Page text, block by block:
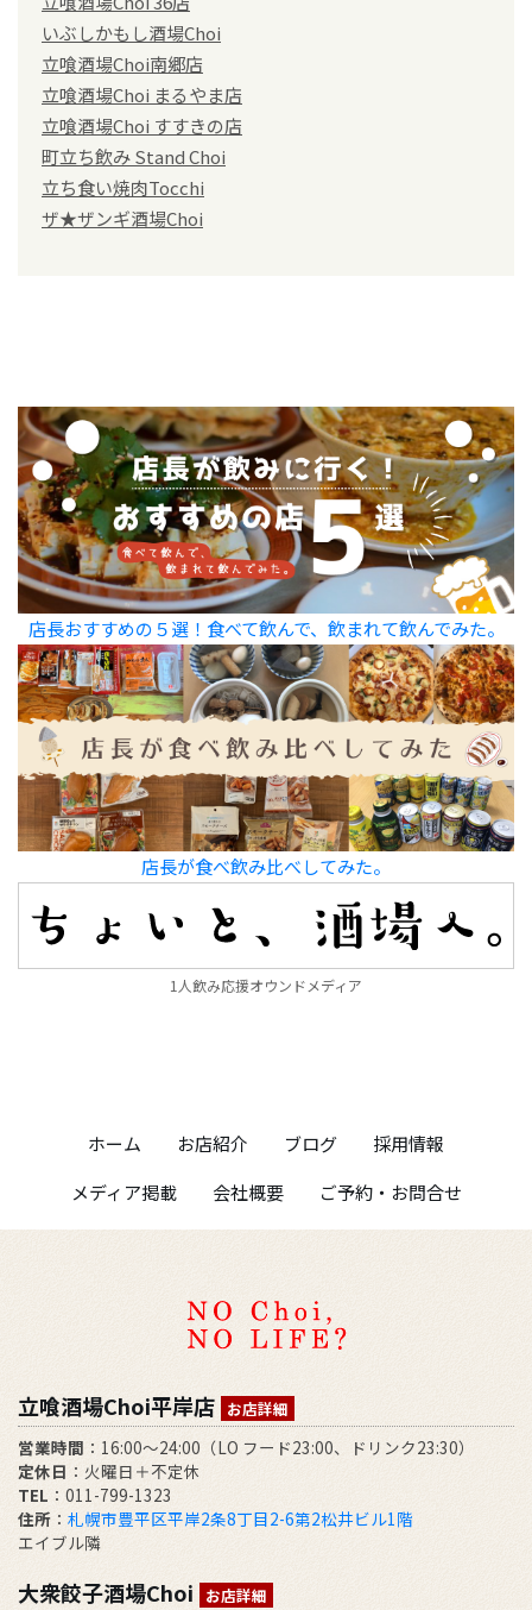
いぶしかもし酒場Choi
立喰酒場Choi南郷店
立喰酒場Choi まるやま店
立喰酒場Choi すすきの店
町立ち飲み Stand Choi
立ち食い焼肉Tocchi
ザ★ザンギ酒場Choi
店長おすすめの５選！食べて飲んで、飲まれて飲んでみた。
店長が食べ飲み比べしてみた。
1人飲み応援オウンドメディア
ホーム お店紹介 ブログ
採用情報
メディア掲載
会社概要 ご予約・お問合せ
立喰酒場Choi平岸店 お店詳細
営業時間 ：16:00～24:00（LO フード23:00、ドリンク23:30）
定休日 ：火曜日＋不定休
TEL ：011-799-1323
住所 ： 札幌市豊平区平岸2条8丁目2-6第2松井ビル1階
エイブル隣
大衆餃子酒場Choi お店詳細